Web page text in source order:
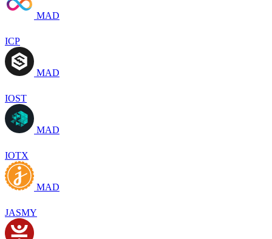
MAD
ICP
MAD
IOST
MAD
IOTX
MAD
JASMY